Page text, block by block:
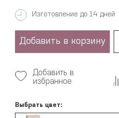
Изготовление до 14 дней
Добавить в корзину
Добавить в
избранное
Выбрать цвет: